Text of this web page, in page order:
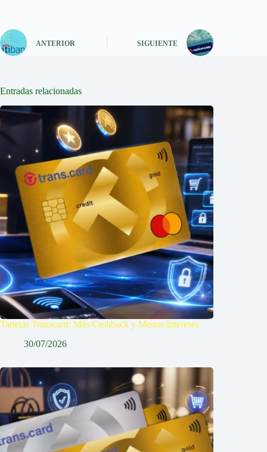
ANTERIOR SIGUIENTE
Entradas relacionadas
Tarjetas Transcard: Más Cashback y Menos Intereses
30/07/2026